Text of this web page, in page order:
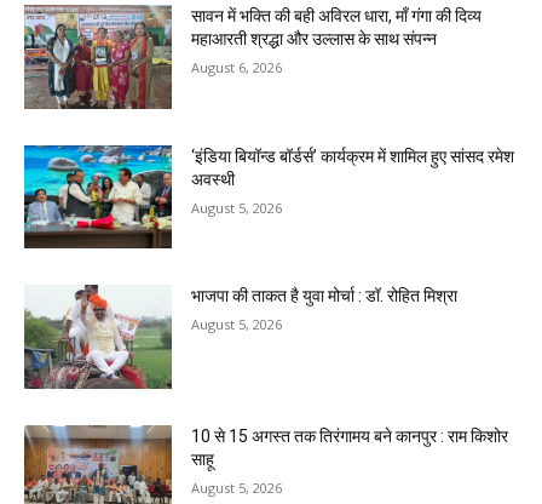
सावन में भक्ति की बही अविरल धारा, माँ गंगा की दिव्य
महाआरती श्रद्धा और उल्लास के साथ संपन्न
August 6, 2026
‘इंडिया बियॉन्ड बॉर्डर्स’ कार्यक्रम में शामिल हुए सांसद रमेश
अवस्थी
August 5, 2026
भाजपा की ताकत है युवा मोर्चा : डॉ. रोहित मिश्रा
August 5, 2026
10 से 15 अगस्त तक तिरंगामय बने कानपुर : राम किशोर
साहू
August 5, 2026